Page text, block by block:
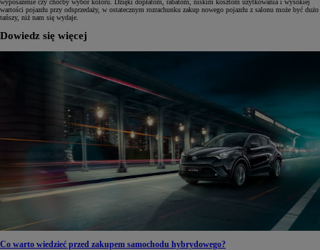
wartości pojazdu przy odsprzedaży, w ostatecznym rozrachunku zakup nowego pojazdu z salonu może być dużo
tańszy, niż nam się wydaje.
Dowiedz się więcej
Co warto wiedzieć przed zakupem samochodu hybrydowego?